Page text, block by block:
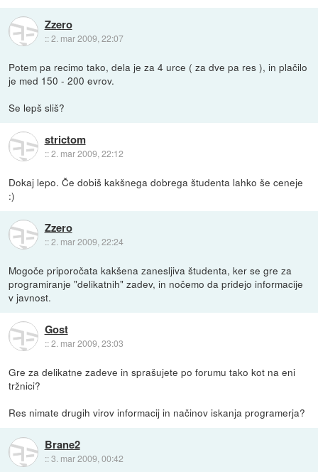
Zzero
::2. mar 2009, 22:07
Potem pa recimo tako, dela je za 4 urce ( za dve pa res ), in plačilo
je med 150 - 200 evrov.
Se lepš sliš?
strictom
::2. mar 2009, 22:12
Dokaj lepo. Če dobiš kakšnega dobrega študenta lahko še ceneje
:)
Zzero
::2. mar 2009, 22:24
Mogoče priporočata kakšena zanesljiva študenta, ker se gre za
programiranje "delikatnih" zadev, in nočemo da pridejo informacije
v javnost.
Gost
::2. mar 2009, 23:03
Gre za delikatne zadeve in sprašujete po forumu tako kot na eni
tržnici?
Res nimate drugih virov informacij in načinov iskanja programerja?
Brane2
::3. mar 2009, 00:42